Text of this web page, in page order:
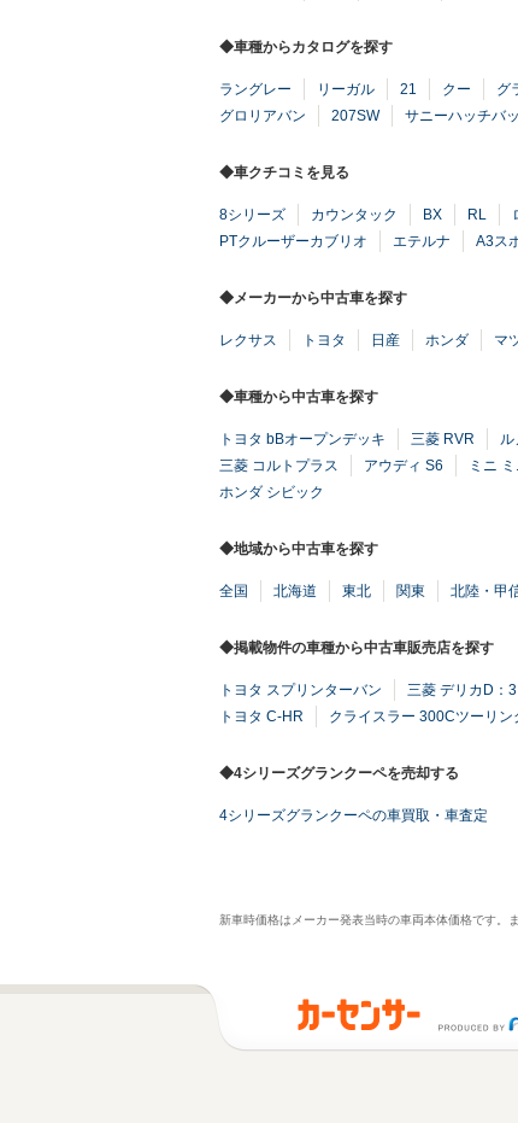
◆車種からカタログを探す
ラングレー リーガル 21 クー グ
グロリアバン
207SW サニーハッチバ
◆車クチコミを見る
8シリーズ カウンタック BX RL
PTクルーザーカブリオ
エテルナ A3ス
◆メーカーから中古車を探す
レクサス トヨタ 日産 ホンダ マ
◆車種から中古車を探す
トヨタ bBオープンデッキ 三菱 RVR ル
三菱 コルトプラス
アウディ S6 ミニ
ホンダ シビック
◆地域から中古車を探す
全国 北海道 東北 関東 北陸・甲
◆掲載物件の車種から中古車販売店を探す
トヨタ スプリンターバン 三菱 デリカD：3
トヨタ C-HR
クライスラー 300Cツーリン
◆4シリーズグランクーペを売却する
4シリーズグランクーペの車買取・車査定
新車時価格はメーカー発表当時の車両本体価格です。